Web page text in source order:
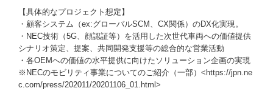
【具体的なプロジェクト想定】
・顧客システム（ex:グローバルSCM、CX関係）のDX化実現。
・NEC技術（5G、顔認証等）を活用した次世代車両への価値提供
シナリオ策定、提案、共同開発支援等の総合的な営業活動
・各OEMへの価値の水平提供に向けたソリューション企画の実現
※NECのモビリティ事業についてのご紹介（一部）<https://jpn.ne
c.com/press/202011/20201106_01.html>